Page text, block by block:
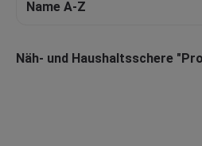
Näh- und Haushaltsschere